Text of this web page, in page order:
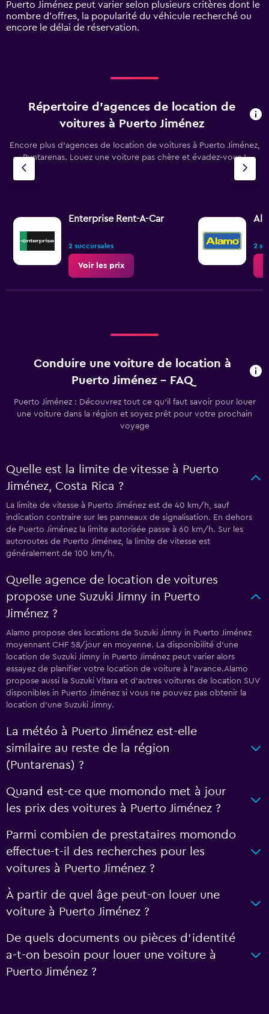
values.
Range:
0
Puerto Jiménez peut varier selon plusieurs critères dont le
nombre d’offres, la popularité du véhicule recherché ou
encore le délai de réservation.
Répertoire d’agences de location de
voitures à Puerto Jiménez
Encore plus d’agences de location de voitures à Puerto Jiménez,
Puntarenas. Louez une voiture pas chère et évadez-vous !
Enterprise Rent-A-Car
2 succursales
Voir les prix
2
Conduire une voiture de location à
Puerto Jiménez - FAQ
Puerto Jiménez : Découvrez tout ce qu’il faut savoir pour louer
une voiture dans la région et soyez prêt pour votre prochain
voyage
Quelle est la limite de vitesse à Puerto
Jiménez, Costa Rica ?
La limite de vitesse à Puerto Jiménez est de 40 km/h, sauf
indication contraire sur les panneaux de signalisation. En dehors
de Puerto Jiménez la limite autorisée passe à 60 km/h. Sur les
autoroutes de Puerto Jiménez, la limite de vitesse est
généralement de 100 km/h.
Quelle agence de location de voitures
propose une Suzuki Jimny in Puerto
Jiménez ?
Alamo propose des locations de Suzuki Jimny in Puerto Jiménez
moyennant CHF 58/jour en moyenne. La disponibilité d'une
location de Suzuki Jimny in Puerto Jiménez peut varier alors
essayez de planifier votre location de voiture à l'avance.Alamo
propose aussi la Suzuki Vitara et d'autres voitures de location SUV
disponibles in Puerto Jiménez si vous ne pouvez pas obtenir la
location d'une Suzuki Jimny.
La météo à Puerto Jiménez est-elle
similaire au reste de la région
(Puntarenas) ?
Quand est-ce que momondo met à jour
les prix des voitures à Puerto Jiménez ?
Parmi combien de prestataires momondo
effectue-t-il des recherches pour les
voitures à Puerto Jiménez ?
À partir de quel âge peut-on louer une
voiture à Puerto Jiménez ?
De quels documents ou pièces d'identité
a-t-on besoin pour louer une voiture à
Puerto Jiménez ?